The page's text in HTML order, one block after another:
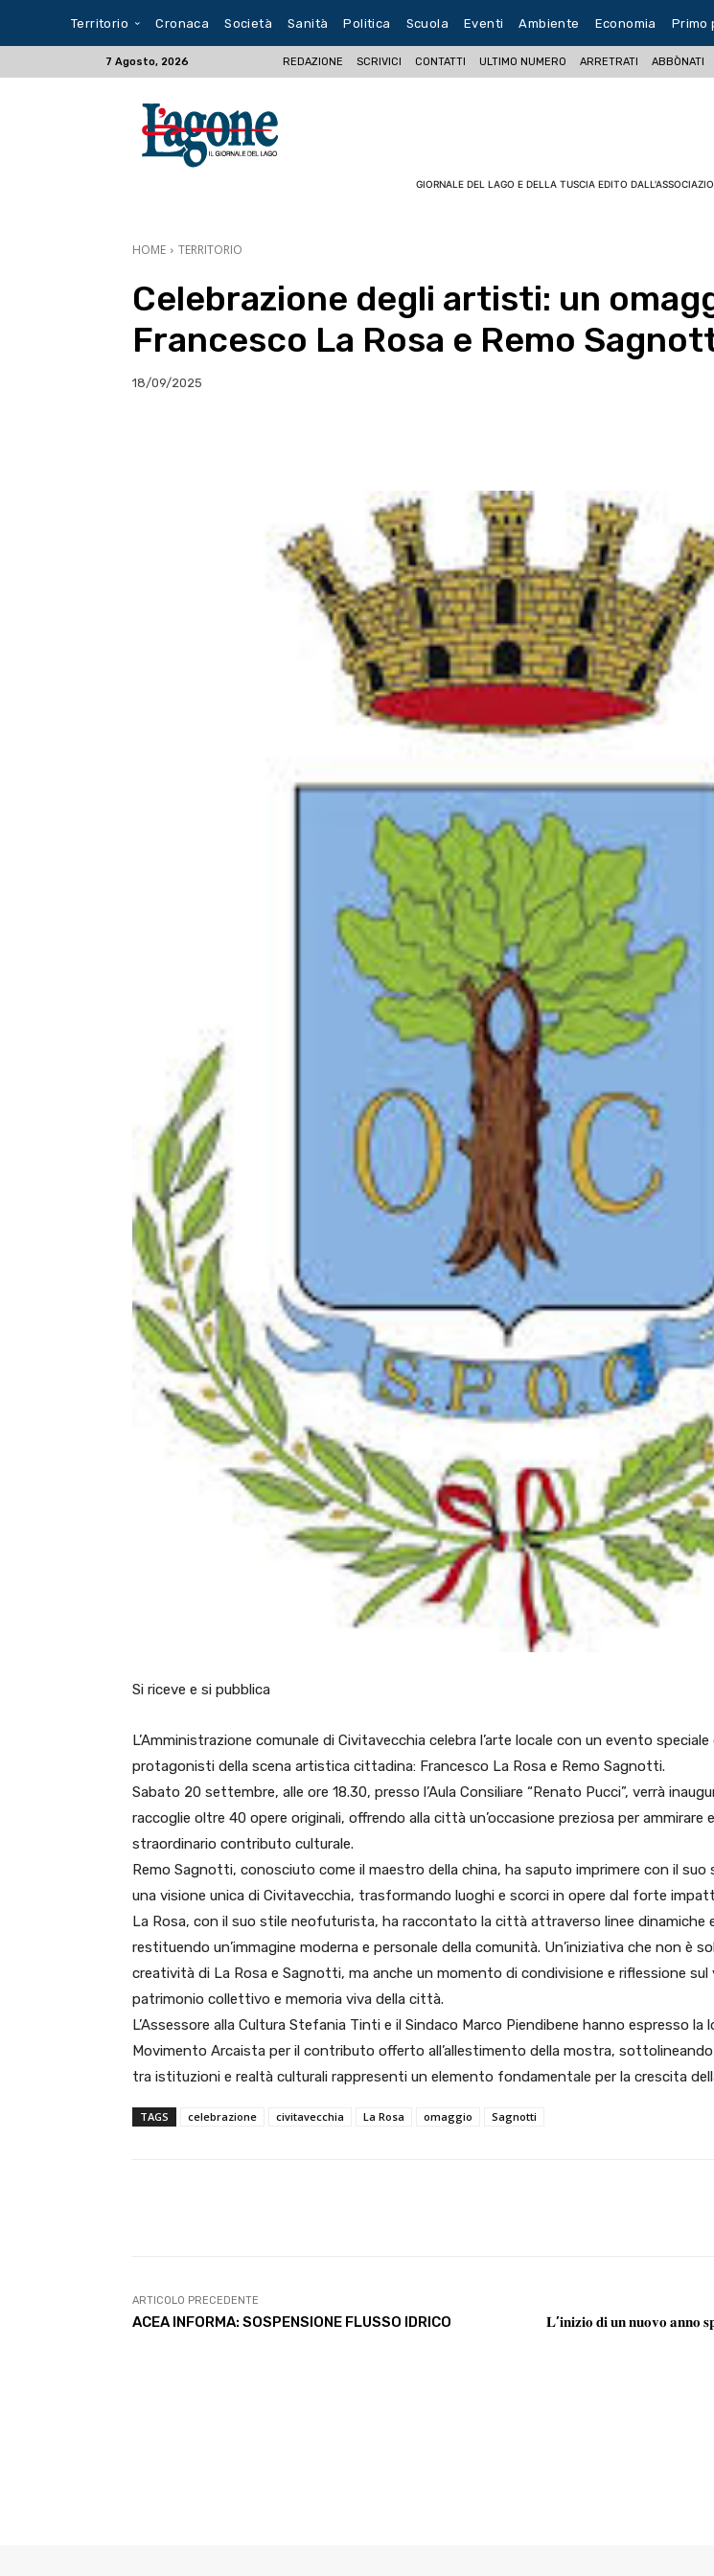
Territorio Cronaca Società Sanità Politica Scuola Eventi Ambiente Economia Primo
7 Agosto, 2026 REDAZIONE SCRIVICI CONTATTI ULTIMO NUMERO ARRETRATI ABBÒNATI
GIORNALE DEL LAGO E DELLA TUSCIA EDITO
HOME TERRITORIO
Celebrazione degli artisti: un
Francesco La Rosa e Remo
18/09/2025
Si riceve e si pubblica
L’Amministrazione comunale di Civitavecchia celebra l’arte locale con un evento
protagonisti della scena artistica cittadina: Francesco La Rosa e Remo Sagnotti.
Sabato 20 settembre, alle ore 18.30, presso l’Aula Consiliare “Renato Pucci”, verrà
raccoglie oltre 40 opere originali, offrendo alla città un’occasione preziosa per ammirare
straordinario contributo culturale.
Remo Sagnotti, conosciuto come il maestro della china, ha saputo imprimere con il suo
una visione unica di Civitavecchia, trasformando luoghi e scorci in opere dal forte
La Rosa, con il suo stile neofuturista, ha raccontato la città attraverso linee dinamiche
restituendo un’immagine moderna e personale della comunità. Un’iniziativa che non è
creatività di La Rosa e Sagnotti, ma anche un momento di condivisione e riflessione sul
patrimonio collettivo e memoria viva della città.
L’Assessore alla Cultura Stefania Tinti e il Sindaco Marco Piendibene hanno espresso la
Movimento Arcaista per il contributo offerto all’allestimento della mostra,
tra istituzioni e realtà culturali rappresenti un elemento fondamentale per la crescita
TAGS celebrazione civitavecchia La Rosa omaggio Sagnotti
ARTICOLO PRECEDENTE
ACEA INFORMA: SOSPENSIONE FLUSSO IDRICO
𝐋’𝐢𝐧𝐢𝐳𝐢𝐨 𝐝𝐢 𝐮𝐧 𝐧𝐮𝐨𝐯𝐨 𝐚𝐧𝐧𝐨